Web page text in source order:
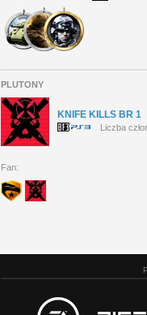
PLUTONY
KNIFE KILLS BR 1
Liczba
Fan: